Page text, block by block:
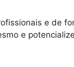
e de
e